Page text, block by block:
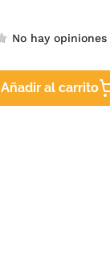
No hay opiniones
Añadir al carrito